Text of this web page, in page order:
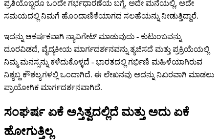
ಪ್ರತಿಯೊಬ್ಬರೂ ಒಂದೇ ಗರ್ಭಧಾರಣೆಯ ಬಗ್ಗೆ, ಅದೇ ಮನೆಯಲ್ಲಿ, ಅದೇ
ಸಮಯದಲ್ಲಿ ನಿಮಗೆ ಹೊಂದಾಣಿಕೆಯಾಗದ ಸಲಹೆಯನ್ನು ನೀಡುತ್ತಿದ್ದಾರೆ.
ಇದನ್ನು ಆಕರ್ಷಕವಾಗಿ ನ್ಯಾವಿಗೇಟ್ ಮಾಡುವುದು - ಕುಟುಂಬವನ್ನು
ದೂರವಿಡದೆ, ವೈದ್ಯಕೀಯ ಮಾರ್ಗದರ್ಶನವನ್ನು ತ್ಯಜಿಸದೆ ಮತ್ತು ಪ್ರಕ್ರಿಯೆಯಲ್ಲಿ
ನಿಮ್ಮ ಮನಸ್ಸನ್ನು ಕಳೆದುಕೊಳ್ಳದೆ - ಭಾರತದಲ್ಲಿ ಗರ್ಭಿಣಿ ಮಹಿಳೆಯಾಗಿರುವ
ನಿಶ್ಯಬ್ದ ಕೌಶಲ್ಯಗಳಲ್ಲಿ ಒಂದಾಗಿದೆ. ಈ ಲೇಖನವು ಅದನ್ನು ನಿಖರವಾಗಿ ಮಾಡಲು
ಪ್ರಾಯೋಗಿಕ ಮಾರ್ಗದರ್ಶನವಾಗಿದೆ.
ಸಂಘರ್ಷ ಏಕೆ ಅಸ್ತಿತ್ವದಲ್ಲಿದೆ ಮತ್ತು ಅದು ಏಕೆ
ಹೋಗುತ್ತಿಲ್ಲ